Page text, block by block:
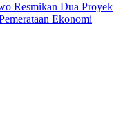
Resmikan Dua Proyek
Ekonomi